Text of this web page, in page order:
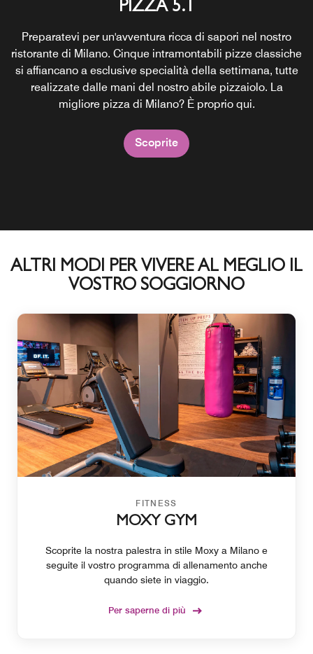
PIZZA 5.1
Preparatevi per un'avventura ricca di sapori nel nostro
ristorante di Milano. Cinque intramontabili pizze classiche
si affiancano a esclusive specialità della settimana, tutte
realizzate dalle mani del nostro abile pizzaiolo. La
migliore pizza di Milano? È proprio qui.
Scoprite
MOXY BAR
Dal caffè mattutino al menu disponibile tutto il giorno, fino
ai cocktail per iniziare (o terminare) la serata, il bar Moxy
accontenta tutti. Un luogo di ritrovo vivace per connettersi
e lavorare, oppure per staccare la spina e socializzare.
24/7 GRAB AND GO
Sono ben pochi i ristoranti di Milano che servono spuntini
e bevande ogni giorno 24 ore su 24: con stuzzichini
salutari, bevande fresche, snack da sgranocchiare e dolci
possiamo soddisfare i desideri di tutti i visitatori.
Scegliete, pagate al bar e sarete pronti per continuare
Scoprite
ALTRI MODI PER VIVERE AL MEGLIO IL
VOSTRO SOGGIORNO
FITNESS
MOXY GYM
Scoprite la nostra palestra in stile Moxy a Milano e
seguite il vostro programma di allenamento anche
quando siete in viaggio.
Per saperne di più